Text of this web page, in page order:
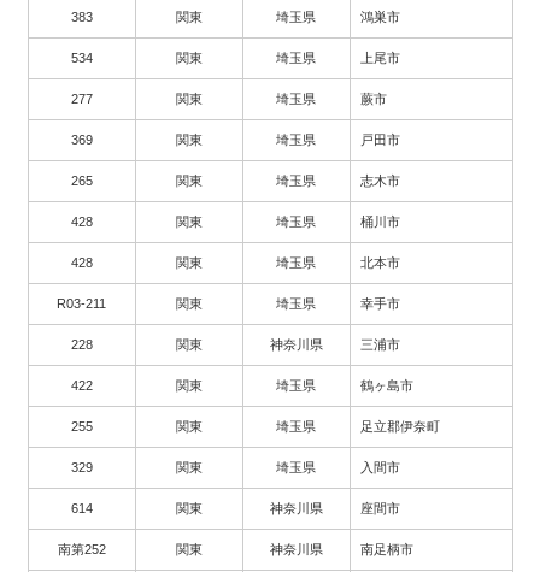
383 関東 埼玉県 鴻巣市
534 関東 埼玉県 上尾市
277 関東 埼玉県 蕨市
369 関東 埼玉県 戸田市
265 関東 埼玉県 志木市
428 関東 埼玉県 桶川市
428 関東 埼玉県 北本市
R03-211 関東 埼玉県 幸手市
228 関東 神奈川県 三浦市
422 関東 埼玉県 鶴ヶ島市
255 関東 埼玉県 足立郡伊奈町
329 関東 埼玉県 入間市
614 関東 神奈川県 座間市
南第252 関東 神奈川県 南足柄市